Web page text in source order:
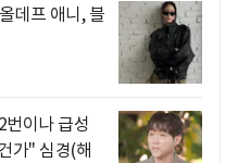
데프 애니, 블
번이나 급성
가" 심경(해